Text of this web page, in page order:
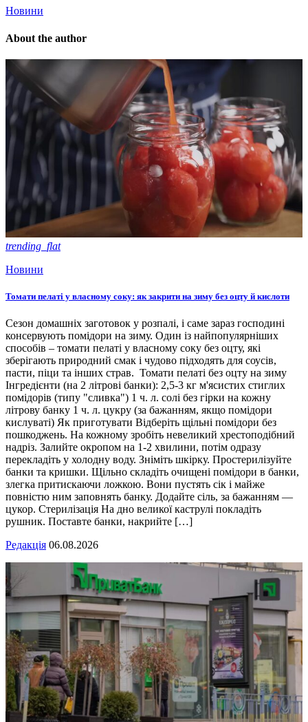
Новини
About the author
trending_flat
Новини
Томати пелаті у власному соку: як закрити на зиму без оцту й кислоти
Сезон домашніх заготовок у розпалі, і саме зараз господині
консервують помідори на зиму. Один із найпопулярніших
способів – томати пелаті у власному соку без оцту, які
зберігають природний смак і чудово підходять для соусів,
пасти, піци та інших страв. Томати пелаті без оцту на зиму
Інгредієнти (на 2 літрові банки): 2,5-3 кг м'ясистих стиглих
помідорів (типу "сливка") 1 ч. л. солі без гірки на кожну
літрову банку 1 ч. л. цукру (за бажанням, якщо помідори
кислуваті) Як приготувати Відберіть щільні помідори без
пошкоджень. На кожному зробіть невеликий хрестоподібний
надріз. Залийте окропом на 1-2 хвилини, потім одразу
перекладіть у холодну воду. Зніміть шкірку. Простерилізуйте
банки та кришки. Щільно складіть очищені помідори в банки,
злегка притискаючи ложкою. Вони пустять сік і майже
повністю ним заповнять банку. Додайте сіль, за бажанням —
цукор. Стерилізація На дно великої каструлі покладіть
рушник. Поставте банки, накрийте […]
Редакція 06.08.2026